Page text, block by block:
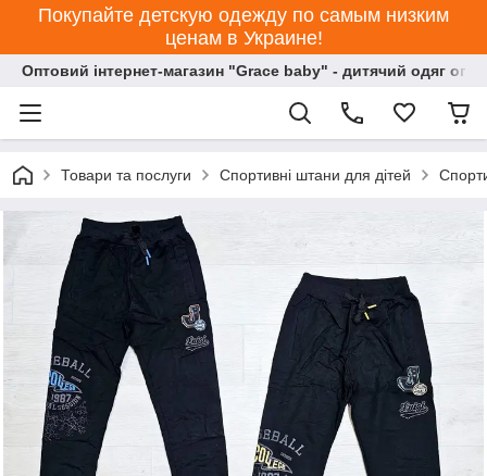
Покупайте детскую одежду по самым низким
ценам в Украине!
Оптовий інтернет-магазин "Grace baby" - дитячий одяг
Товари та послуги Спортивні штани для дітей